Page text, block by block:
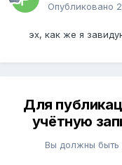
Опубликовано
эх, как же я
Для
учётную
Вы должны быть